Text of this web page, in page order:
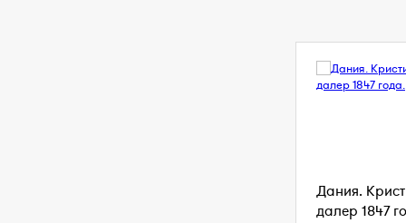
Дания.
далер 1847